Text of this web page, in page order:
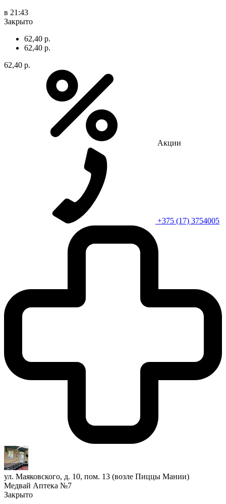
в 21:43
Закрыто
62,40 р.
62,40 р.
62,40 р.
Акции
+375 (17) 3754005
ул. Маяковского, д. 10, пом. 13 (возле Пиццы Мании)
Медвай Аптека №7
Закрыто